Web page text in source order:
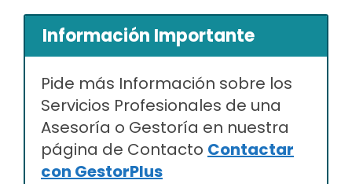
Información Importante
Pide más Información sobre los
Servicios Profesionales de una
Asesoría o Gestoría en nuestra
página de Contacto Contactar
con GestorPlus